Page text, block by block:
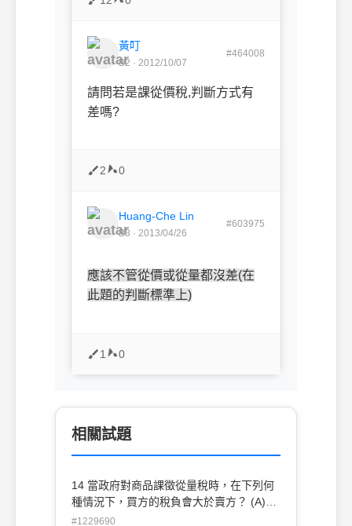
黃叮
B2 · 2012/10/07
#464008
請問若是課從價稅,判斷方式有
差嗎?
2 0
Huang-Che Lin
B3 · 2013/04/26
#603975
應該不管從價或從量都沒差(在
此題的判斷標準上)
1 0
相關試題
14 當政府對商品課徵從量稅時，在下列何
種情況下，買方的稅負會大於賣方？ (A)需
求彈性等於一、供給彈性等於零 (B)需求彈
#1229690